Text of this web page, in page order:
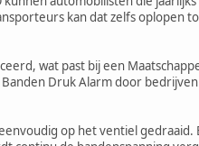
kan dat zelfs oplopen
wat past bij een
Druk Alarm door
op het ventiel